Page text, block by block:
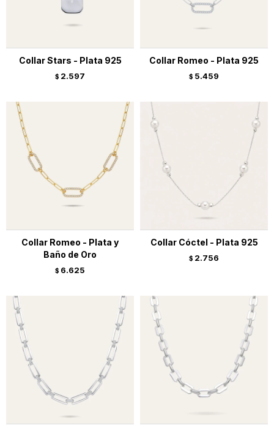
Collar Stars - Plata 925
$ 2.597
Collar Romeo - Plata 925
$ 5.459
Collar Romeo - Plata y
Baño de Oro
$ 6.625
Collar Cóctel - Plata 925
$ 2.756